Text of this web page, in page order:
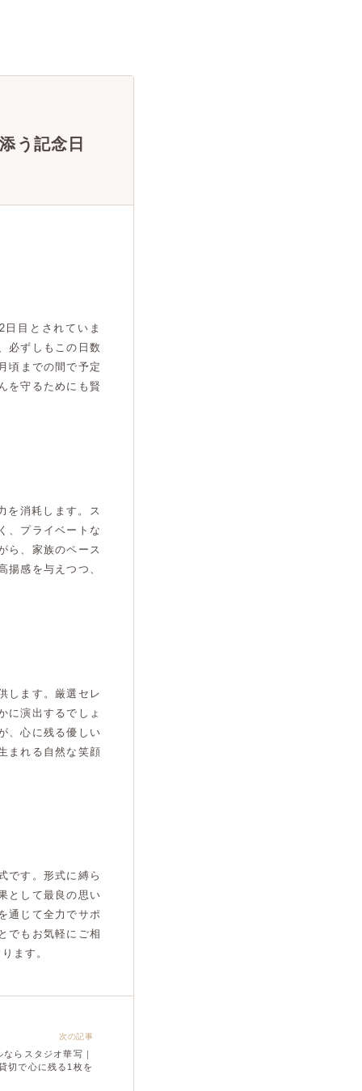
う記念日
目とされていま
必ずしもこの日数
頃までの間で予定
を守るためにも賢
を消耗します。ス
、プライベートな
ら、家族のペース
感を与えつつ、
します。厳選セレ
に演出するでしょ
、心に残る優しい
まれる自然な笑顔
です。形式に縛ら
として最良の思い
通じて全力でサポ
でもお気軽にご相
ます。
次の記事
らスタジオ華写｜
切で心に残る1枚を